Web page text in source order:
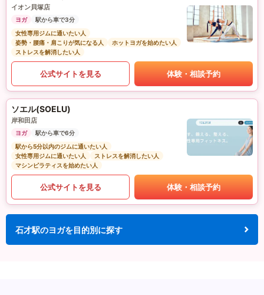
イオン貝塚店
ヨガ
駅から車で3分
女性専用ジムに通いたい人
姿勢・腰痛・肩こりが気になる人
ホットヨガを始めたい人
ストレスを解消したい人
公式サイトを見る 体験・相談予約
ソエル(SOELU)
岸和田店
ヨガ
駅から車で6分
駅から5分以内のジムに通いたい人
女性専用ジムに通いたい人
ストレスを解消したい人
マシンピラティスを始めたい人
公式サイトを見る 体験・相談予約
石才駅のヨガを目的別に探す